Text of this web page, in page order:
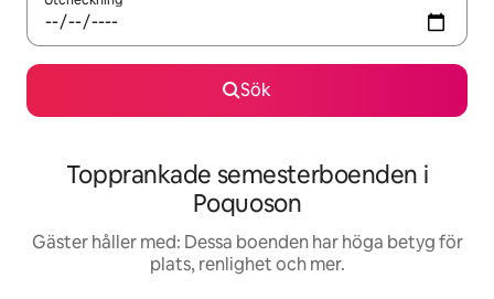
Sök
Topprankade semesterboenden i
Poquoson
Gäster håller med: Dessa boenden har höga betyg för
plats, renlighet och mer.